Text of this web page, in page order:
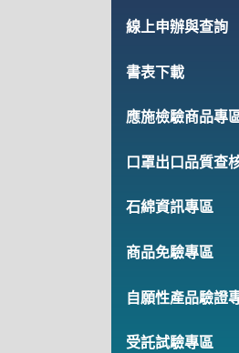
線上申辦與查詢
書表下載
應施檢驗商品專
口罩出口品質查
石綿資訊專區
商品免驗專區
自願性產品驗證
受託試驗專區